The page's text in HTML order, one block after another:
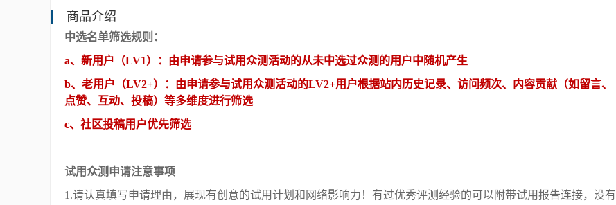
商品介绍
中选名单筛选规则：
a、新用户（LV1）：由申请参与试用众测活动的从未中选过众测的用户中随机产生
b、老用户（LV2+）：由申请参与试用众测活动的LV2+用户根据站内历史记录、访问频次、内容贡献（如留言、
点赞、互动、投稿）等多维度进行筛选
c、社区投稿用户优先筛选
试用众测申请注意事项
1.请认真填写申请理由，展现有创意的试用计划和网络影响力！有过优秀评测经验的可以附带试用报告连接，没有